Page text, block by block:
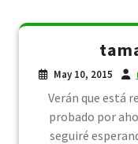
May 10, 2015
Verán que está
probado por
seguiré